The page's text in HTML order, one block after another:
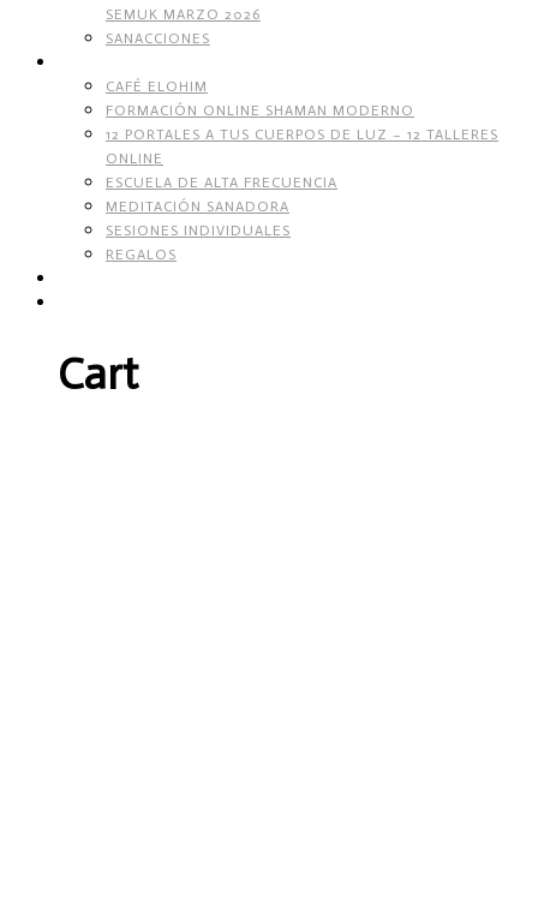
SEMUK MARZO 2026
SANACCIONES
CAFÉ ELOHIM
FORMACIÓN ONLINE SHAMAN MODERNO
12 PORTALES A TUS CUERPOS DE LUZ – 12 TALLERES
ONLINE
ESCUELA DE ALTA FRECUENCIA
MEDITACIÓN SANADORA
SESIONES INDIVIDUALES
REGALOS
Cart